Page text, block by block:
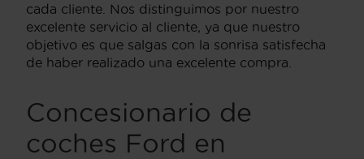
cada cliente. Nos distinguimos por nuestro
excelente servicio al cliente, ya que nuestro
objetivo es que salgas con la sonrisa satisfecha
de haber realizado una excelente compra.
Concesionario de
coches Ford en